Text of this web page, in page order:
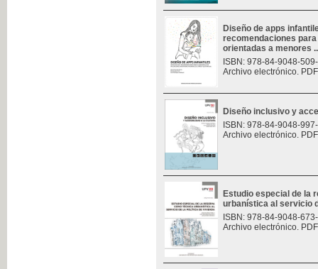
Diseño de apps
recomendaciones
orientadas a menores
ISBN: 978-84-9048-
Archivo electrónico.
Diseño inclusivo y
ISBN: 978-84-9048-
Archivo electrónico.
Estudio especial de la
urbanística al servicio
ISBN: 978-84-9048-
Archivo electrónico.